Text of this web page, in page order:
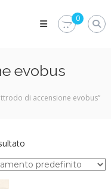
0
evobus
di accensione evobus”